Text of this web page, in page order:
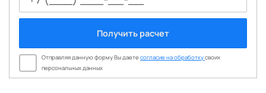
Получить расчет
Отправляя данную форму Вы даетесогласие на обработкусвоих
персональных данных